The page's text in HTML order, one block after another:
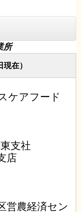
所
在）
ケアフード
支社
店
営農経済セン